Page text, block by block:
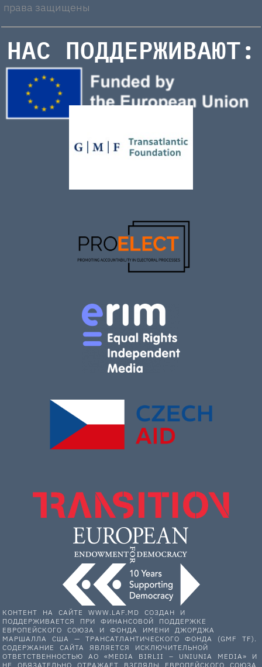
права защищены
НАС ПОДДЕРЖИВАЮТ:
КОНТЕНТ НА САЙТЕ WWW.LAF.MD СОЗДАН И
ПОДДЕРЖИВАЕТСЯ ПРИ ФИНАНСОВОЙ ПОДДЕРЖКЕ
ЕВРОПЕЙСКОГО СОЮЗА И ФОНДА ИМЕНИ ДЖОРДЖА
МАРШАЛЛА США — ТРАНСАТЛАНТИЧЕСКОГО ФОНДА (GMF TF).
СОДЕРЖАНИЕ САЙТА ЯВЛЯЕТСЯ ИСКЛЮЧИТЕЛЬНОЙ
ОТВЕТСТВЕННОСТЬЮ АО «MEDIA BIRLII – UNIUNIA MEDIA» И
НЕ ОБЯЗАТЕЛЬНО ОТРАЖАЕТ ВЗГЛЯДЫ ЕВРОПЕЙСКОГО СОЮЗА